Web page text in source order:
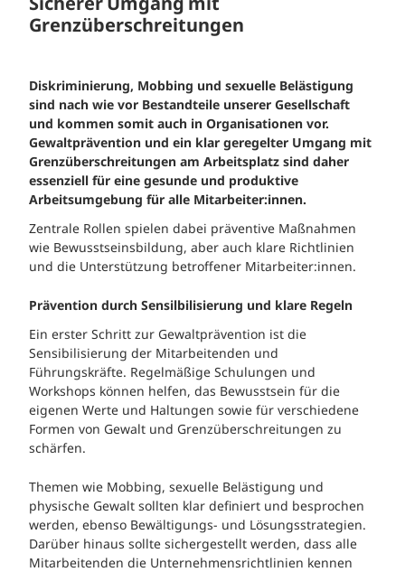
Grenzüberschreitungen
Diskriminierung, Mobbing und sexuelle Belästigung
sind nach wie vor Bestandteile unserer Gesellschaft
und kommen somit auch in Organisationen vor.
Gewaltprävention und ein klar geregelter Umgang mit
Grenzüberschreitungen am Arbeitsplatz sind daher
essenziell für eine gesunde und produktive
Arbeitsumgebung für alle Mitarbeiter:innen.
Zentrale Rollen spielen dabei präventive Maßnahmen
wie Bewusstseinsbildung, aber auch klare Richtlinien
und die Unterstützung betroffener Mitarbeiter:innen.
Prävention durch Sensilbilisierung und klare Regeln
Ein erster Schritt zur Gewaltprävention ist die
Sensibilisierung der Mitarbeitenden und
Führungskräfte. Regelmäßige Schulungen und
Workshops können helfen, das Bewusstsein für die
eigenen Werte und Haltungen sowie für verschiedene
Formen von Gewalt und Grenzüberschreitungen zu
schärfen.
Themen wie Mobbing, sexuelle Belästigung und
physische Gewalt sollten klar definiert und besprochen
werden, ebenso Bewältigungs- und Lösungsstrategien.
Darüber hinaus sollte sichergestellt werden, dass alle
Mitarbeitenden die Unternehmensrichtlinien kennen